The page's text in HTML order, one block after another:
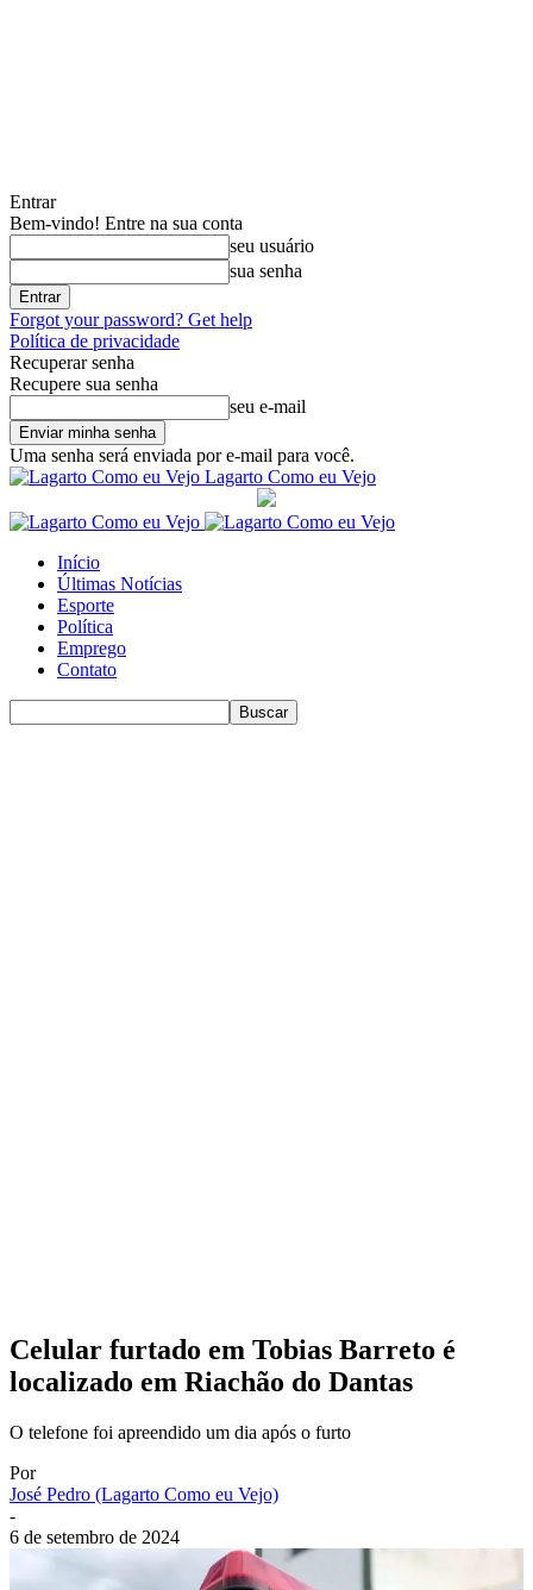
Entrar
Bem-vindo! Entre na sua conta
seu usuário
sua senha
Forgot your password? Get help
Política de privacidade
Recuperar senha
Recupere sua senha
seu e-mail
Uma senha será enviada por e-mail para você.
Lagarto Como eu Vejo
Início
Últimas Notícias
Esporte
Política
Emprego
Contato
Celular furtado em Tobias Barreto é
localizado em Riachão do Dantas
O telefone foi apreendido um dia após o furto
Por
José Pedro (Lagarto Como eu Vejo)
-
6 de setembro de 2024